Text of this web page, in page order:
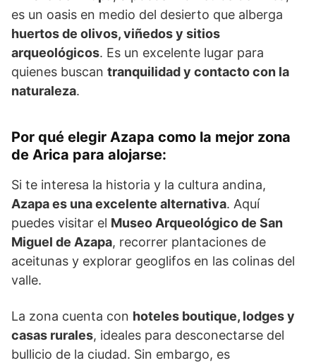
es un oasis en medio del desierto que alberga
huertos de olivos, viñedos y sitios
arqueológicos. Es un excelente lugar para
quienes buscan tranquilidad y contacto con la
naturaleza.
Por qué elegir Azapa como la mejor zona
de Arica para alojarse:
Si te interesa la historia y la cultura andina,
Azapa es una excelente alternativa. Aquí
puedes visitar el Museo Arqueológico de San
Miguel de Azapa, recorrer plantaciones de
aceitunas y explorar geoglifos en las colinas del
valle.
La zona cuenta con hoteles boutique, lodges y
casas rurales, ideales para desconectarse del
bullicio de la ciudad. Sin embargo, es